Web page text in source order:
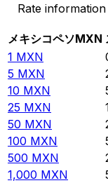
Rate
メキシコペソMXN
1 MXN
5 MXN
10 MXN
25 MXN
50 MXN
100 MXN
500 MXN
1,000 MXN